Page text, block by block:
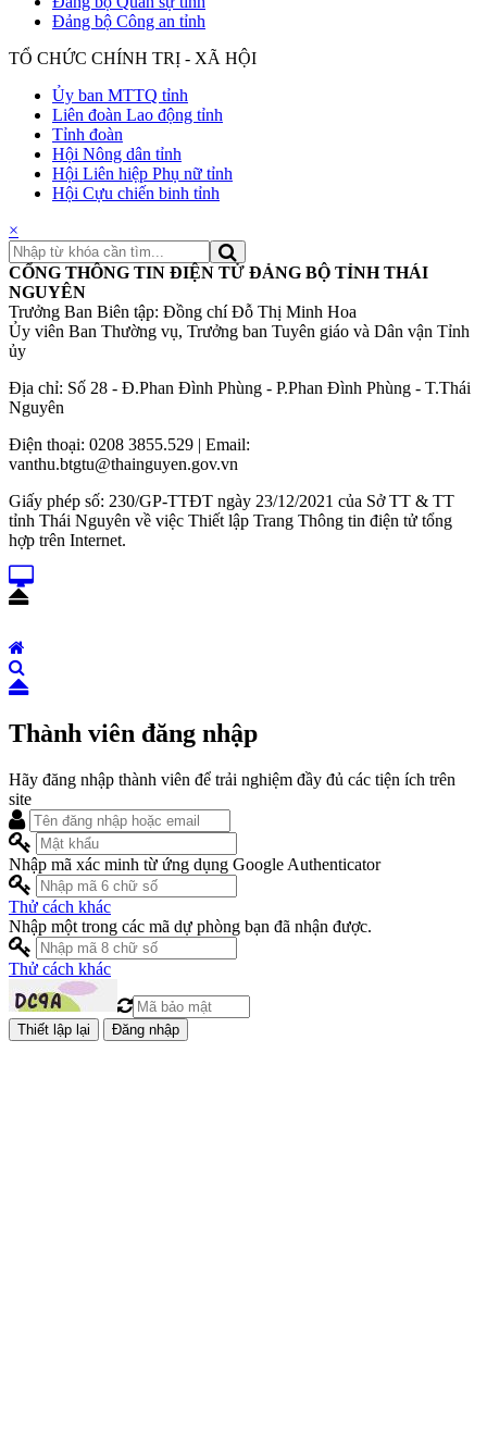
Đảng bộ Công an tỉnh
TỔ CHỨC CHÍNH TRỊ - XÃ HỘI
Ủy ban MTTQ tỉnh
Liên đoàn Lao động tỉnh
Tỉnh đoàn
Hội Nông dân tỉnh
Hội Liên hiệp Phụ nữ tỉnh
Hội Cựu chiến binh tỉnh
×
CỔNG THÔNG TIN ĐIỆN TỬ ĐẢNG BỘ TỈNH THÁI
NGUYÊN
Trưởng Ban Biên tập: Đồng chí Đỗ Thị Minh Hoa
Ủy viên Ban Thường vụ, Trưởng ban Tuyên giáo và Dân vận Tỉnh
ủy
Địa chỉ: Số 28 - Đ.Phan Đình Phùng - P.Phan Đình Phùng - T.Thái
Nguyên
Điện thoại: 0208 3855.529 | Email:
vanthu.btgtu@thainguyen.gov.vn
Giấy phép số: 230/GP-TTĐT ngày 23/12/2021 của Sở TT & TT
tỉnh Thái Nguyên về việc Thiết lập Trang Thông tin điện tử tổng
hợp trên Internet.
Thành viên đăng nhập
Hãy đăng nhập thành viên để trải nghiệm đầy đủ các tiện ích trên
site
Nhập mã xác minh từ ứng dụng Google Authenticator
Thử cách khác
Nhập một trong các mã dự phòng bạn đã nhận được.
Thử cách khác
Đăng nhập